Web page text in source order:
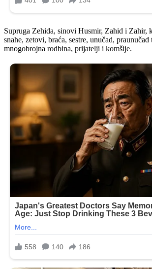
Supruga Zehida, sinovi Husmir, Zahid i Zahir,
snahe, zetovi, braća, sestre, unučad, praunučad
mnogobrojna rodbina, prijatelji i komšije.